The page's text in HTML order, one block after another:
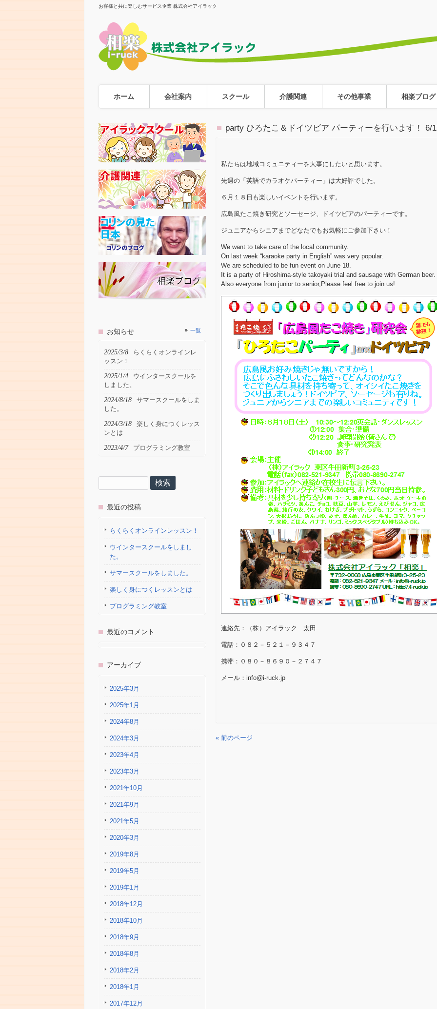
お客様と共に楽しむサービス企業 株式会社アイラック
ホーム 会社案内 スクール 介護関連 その他事業 相楽ブログ
party ひろたこ＆ドイツビア パーティーを行います！
私たちは地域コミュニティーを大事にしたいと思います。
先週の「英語でカラオケパーティー」は大好評でした。
６月１８日も楽しいイベントを行います。
広島風たこ焼き研究とソーセージ、ドイツビアのパーティーです。
ジュニアからシニアまでどなたでもお気軽にご参加下さい！
We want to take care of the local community.
On last week “karaoke party in English” was very popular.
We are scheduled to be fun event on June 18.
It is a party of Hiroshima-style takoyaki trial and sausage with German beer.
Also everyone from junior to senior,Please feel free to join us!
連絡先：（株）アイラック 太田
電話：０８２－５２１－９３４７
携帯：０８０－８６９０－２７４７
メール：info@i-ruck.jp
« 前のページ
お知らせ 一覧
2025/3/8
らくらくオンラインレ
ッスン！
2025/1/4
ウインタースクールを
しました。
2024/8/18
サマースクールをしま
した。
2024/3/18
楽しく身につくレッス
ンとは
2023/4/7 プログラミング教室
索:
最近の投稿
らくらくオンラインレッスン！
ウインタースクールをしまし
た。
サマースクールをしました。
楽しく身につくレッスンとは
プログラミング教室
最近のコメント
アーカイブ
2025年3月
2025年1月
2024年8月
2024年3月
2023年4月
2023年3月
2021年10月
2021年9月
2021年5月
2020年3月
2019年8月
2019年5月
2019年1月
2018年12月
2018年10月
2018年9月
2018年8月
2018年2月
2018年1月
2017年12月